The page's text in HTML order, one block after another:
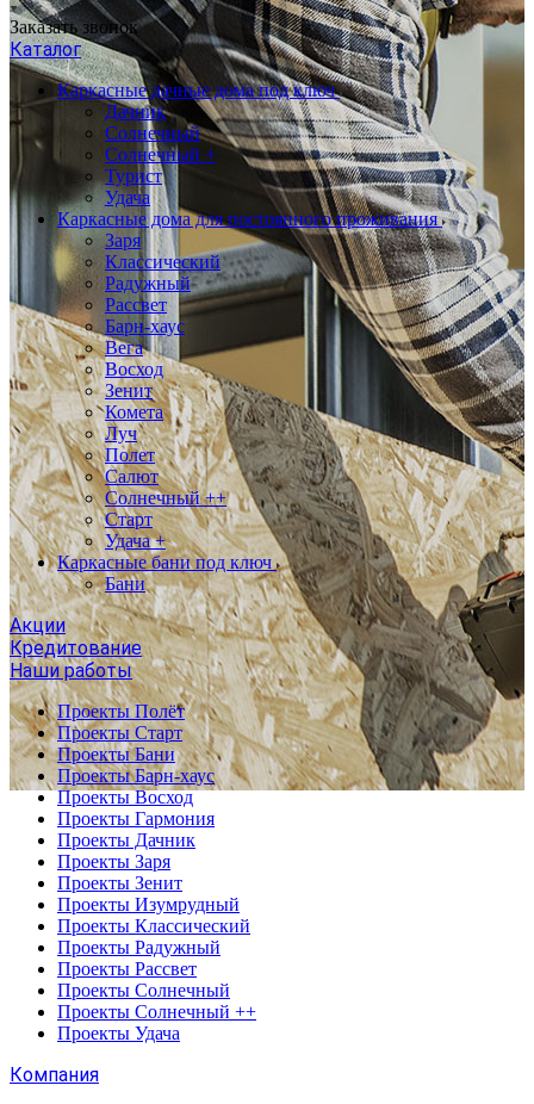
Заказать звонок
Каталог
Каркасные дачные дома под ключ
Дачник
Солнечный
Солнечный +
Турист
Удача
Каркасные дома для постоянного проживания
Заря
Классический
Радужный
Рассвет
Барн-хаус
Вега
Восход
Зенит
Комета
Луч
Полет
Салют
Солнечный ++
Старт
Удача +
Каркасные бани под ключ
Бани
Акции
Кредитование
Наши работы
Проекты Полёт
Проекты Старт
Проекты Бани
Проекты Барн-хаус
Проекты Восход
Проекты Гармония
Проекты Дачник
Проекты Заря
Проекты Зенит
Проекты Изумрудный
Проекты Классический
Проекты Радужный
Проекты Рассвет
Проекты Солнечный
Проекты Солнечный ++
Проекты Удача
Компания